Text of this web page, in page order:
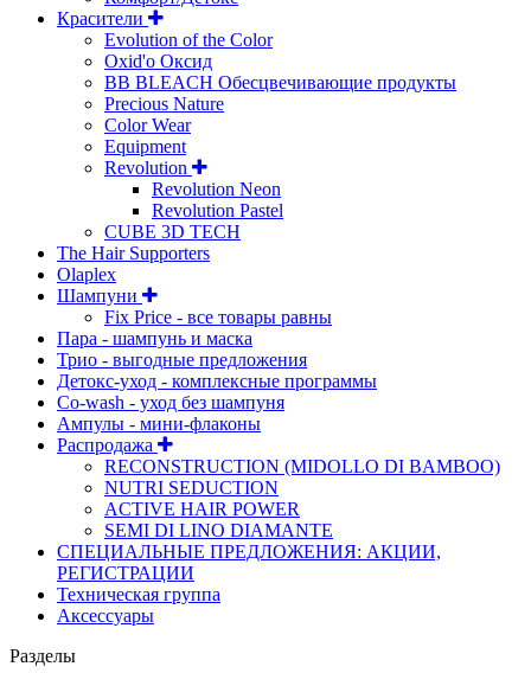
Красители
Evolution of the Color
Oxid'o Оксид
BB BLEACH Обесцвечивающие продукты
Precious Nature
Color Wear
Equipment
Revolution
Revolution Neon
Revolution Pastel
CUBE 3D TECH
The Hair Supporters
Olaplex
Шампуни
Fix Price - все товары равны
Пара - шампунь и маска
Трио - выгодные предложения
Детокс-уход - комплексные программы
Co-wash - уход без шампуня
Ампулы - мини-флаконы
Распродажа
RECONSTRUCTION (MIDOLLO DI BAMBOO)
NUTRI SEDUCTION
ACTIVE HAIR POWER
SEMI DI LINO DIAMANTE
СПЕЦИАЛЬНЫЕ ПРЕДЛОЖЕНИЯ: АКЦИИ,
РЕГИСТРАЦИИ
Техническая группа
Аксессуары
Разделы